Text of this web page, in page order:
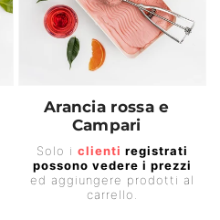
Arancia rossa e
Campari
Prezzo
di
Solo i clienti registrati
possono vedere i prezzi
ed aggiungere prodotti al
carrello.